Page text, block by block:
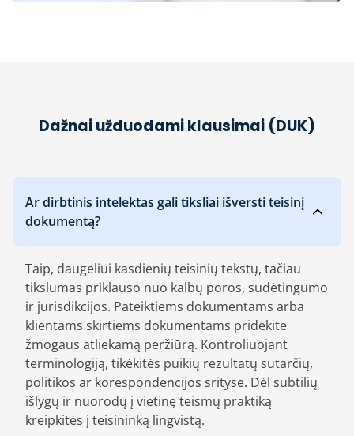
Dažnai užduodami klausimai (DUK)
Ar dirbtinis intelektas gali tiksliai išversti teisinį
dokumentą?
Taip, daugeliui kasdienių teisinių tekstų, tačiau
tikslumas priklauso nuo kalbų poros, sudėtingumo
ir jurisdikcijos. Pateiktiems dokumentams arba
klientams skirtiems dokumentams pridėkite
žmogaus atliekamą peržiūrą. Kontroliuojant
terminologiją, tikėkitės puikių rezultatų sutarčių,
politikos ar korespondencijos srityse. Dėl subtilių
išlygų ir nuorodų į vietinę teismų praktiką
kreipkitės į teisininką lingvistą.